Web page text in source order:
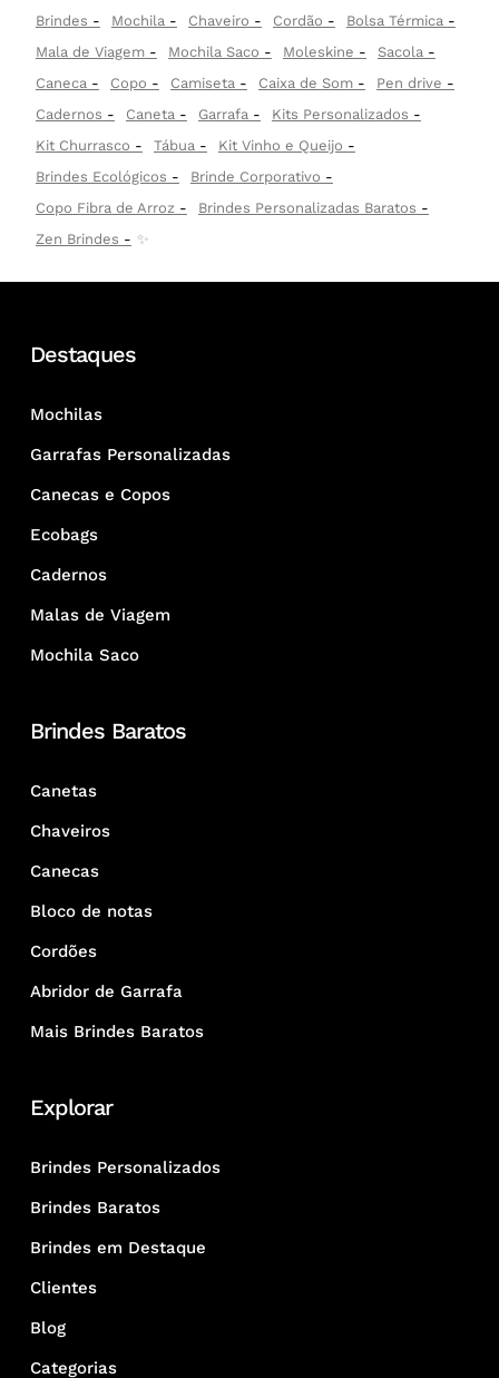
Brindes Mochila Chaveiro Cordão
Bolsa Térmica
Mala de Viagem
Mochila Saco Moleskine
Sacola
Caneca
Copo Camiseta Caixa de Som
Pen drive
Cadernos
Caneta Garrafa
Kits Personalizados
Kit Churrasco
Tábua
Kit Vinho e Queijo
Brindes Ecológicos
Brinde Corporativo
Copo Fibra de Arroz
Brindes Personalizadas Baratos
Zen Brindes
✨
Destaques
Mochilas
Garrafas Personalizadas
Canecas e Copos
Ecobags
Cadernos
Malas de Viagem
Mochila Saco
Brindes Baratos
Canetas
Chaveiros
Canecas
Bloco de notas
Cordões
Abridor de Garrafa
Mais Brindes Baratos
Explorar
Brindes Personalizados
Brindes Baratos
Brindes em Destaque
Clientes
Blog
Categorias